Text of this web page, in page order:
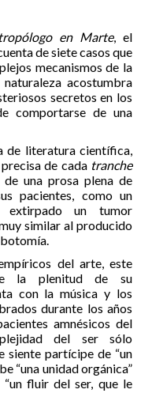
en Marte, el
de siete casos que
mecanismos de la
acostumbra
secretos en los
comportarse de una
de literatura científica,
de cada tranche
una prosa plena de
pacientes, como un
extirpado un tumor
similar al producido
del arte, este
la plenitud de su
con la música y los
durante los años
amnésicos del
del ser sólo
siente partícipe de “un
“una unidad orgánica”
fluir del ser, que le